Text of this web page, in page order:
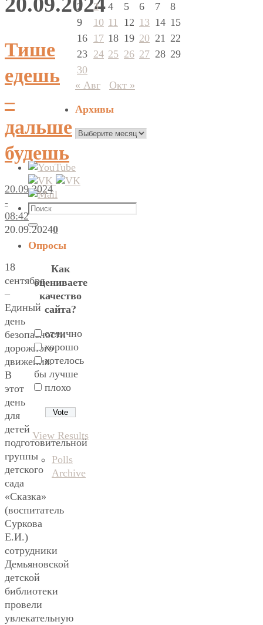
Тише
едешь
–
дальше
будешь
20.09.2024
-
08:42
20.09.20240
18
сентября
–
Единый
день
безопасности
дорожного
движения.
В
этот
день
для
детей
подготовительной
группы
детского
сада
«Сказка»
(воспитатель
Суркова
Е.И.)
сотрудники
Демьяновской
детской
библиотеки
провели
увлекательную
2 3 4 5 6 7
8
9
10 11 12 13 14 15
16 17 18 19 20 21 22
23 24 25 26 27 28 29
30
« Авг
Окт »
Архивы
Архивы
Что
искать:
Поиск
Опросы
Как
оцениваете
качество
сайта?
отлично
хорошо
хотелось
бы лучше
плохо
View Results
Polls
Archive